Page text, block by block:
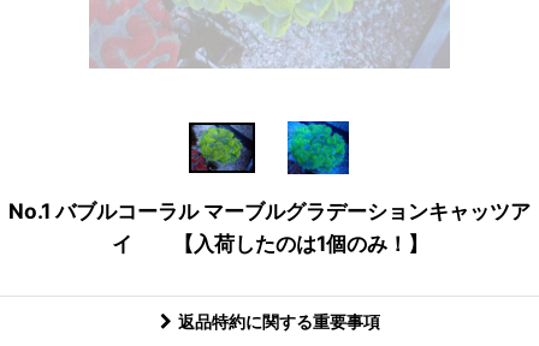
No.1 バブルコーラル マーブルグラデーションキャッツア
イ 【入荷したのは1個のみ！】
返品特約に関する重要事項